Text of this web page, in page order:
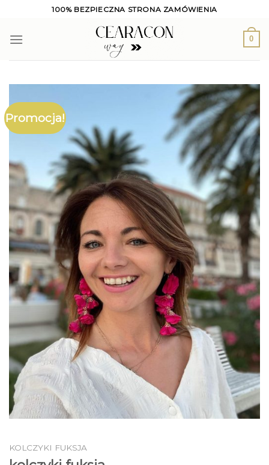
content
100% BEZPIECZNA STRONA ZAMÓWIENIA
0
Promocja!
KOLCZYKI FUKSJA